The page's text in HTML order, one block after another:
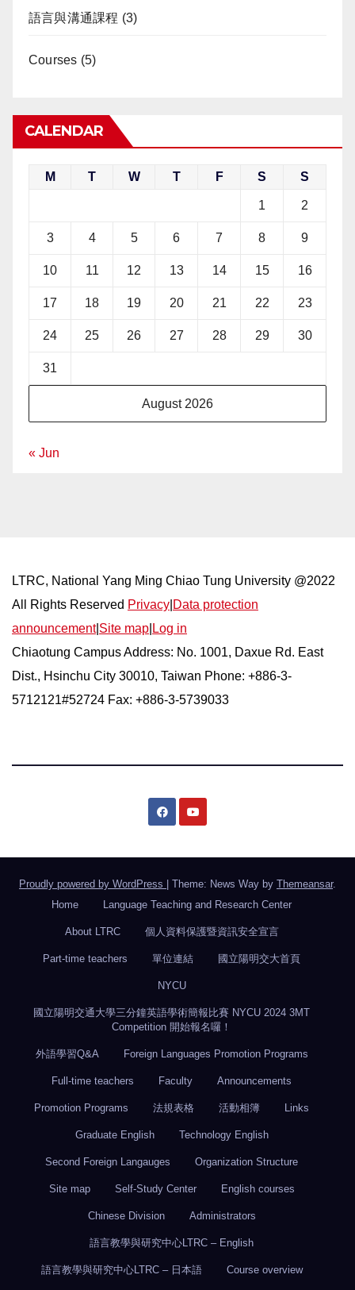
語言與溝通課程 (3)
Courses (5)
CALENDAR
August 2026
M T W T F S S
1 2
3 4 5 6 7 8 9
10 11 12 13 14 15 16
17 18 19 20 21 22 23
24 25 26 27 28 29 30
31
« Jun
LTRC, National Yang Ming Chiao Tung University @2022
All Rights Reserved Privacy Data protection
announcement| Site map Log in
Chiaotung Campus Address: No. 1001, Daxue Rd. East
Dist., Hsinchu City 30010, Taiwan Phone: +886-3-
5712121#52724 Fax: +886-3-5739033
Proudly powered by WordPress Theme: News Way by Themeansar.
Home
Language Teaching and Research Center
About LTRC 個人資料保護暨資訊安全宣言
Part-time teachers 單位連結 國立陽明交大首頁
NYCU
國立陽明交通大學三分鐘英語學術簡報比賽 NYCU 2024 3MT
Competition 開始報名囉！
外語學習Q&A Foreign Languages Promotion Programs
Full-time teachers Faculty Announcements
Promotion Programs 法規表格 活動相簿 Links
Graduate English Technology English
Second Foreign Langauges Organization Structure
Site map Self-Study Center English courses
Chinese Division Administrators
語言教學與研究中心LTRC – English
語言教學與研究中心LTRC – 日本語 Course overview